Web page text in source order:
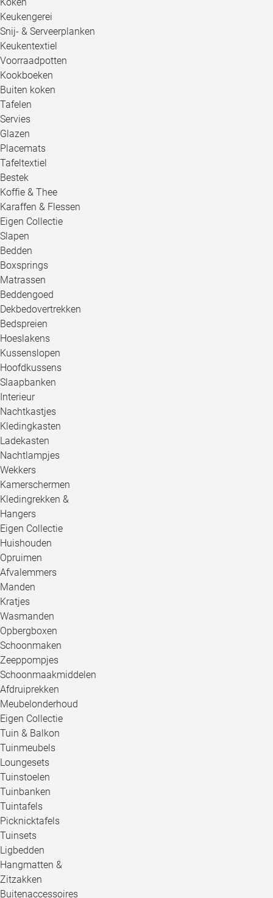
Keukengerei
Snij- & Serveerplanken
Keukentextiel
Voorraadpotten
Kookboeken
Buiten koken
Tafelen
Servies
Glazen
Placemats
Tafeltextiel
Bestek
Koffie & Thee
Karaffen & Flessen
Eigen Collectie
Slapen
Bedden
Boxsprings
Matrassen
Beddengoed
Dekbedovertrekken
Bedspreien
Hoeslakens
Kussenslopen
Hoofdkussens
Slaapbanken
Interieur
Nachtkastjes
Kledingkasten
Ladekasten
Nachtlampjes
Wekkers
Kamerschermen
Kledingrekken &
Hangers
Eigen Collectie
Huishouden
Opruimen
Afvalemmers
Manden
Kratjes
Wasmanden
Opbergboxen
Schoonmaken
Zeeppompjes
Schoonmaakmiddelen
Afdruiprekken
Meubelonderhoud
Eigen Collectie
Tuin & Balkon
Tuinmeubels
Loungesets
Tuinstoelen
Tuinbanken
Tuintafels
Picknicktafels
Tuinsets
Ligbedden
Hangmatten &
Zitzakken
Buitenaccessoires